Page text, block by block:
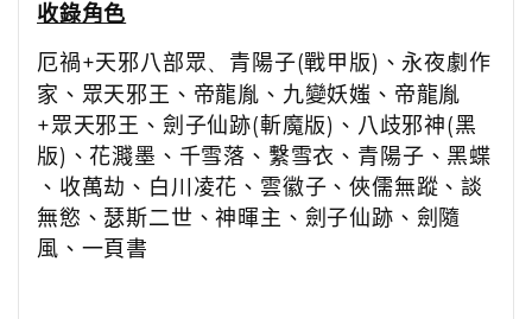
收錄角色
厄禍+天邪八部眾、 青陽子(戰甲版) 、永夜劇作
家 、 眾天邪王 、 帝龍胤 、 九變妖媸 、 帝龍胤
+眾天邪王 、 劍子仙跡(斬魔版) 、 八歧邪神(黑
版) 、花濺墨 、 千雪落 、 繫雪衣 、 青陽子 、 黑蝶
、 收萬劫 、 白川凌花 、 雲徽子 、俠儒無蹤 、談
無慾 、 瑟斯二世 、神暉主 、 劍子仙跡 、 劍隨
風 、 一頁書